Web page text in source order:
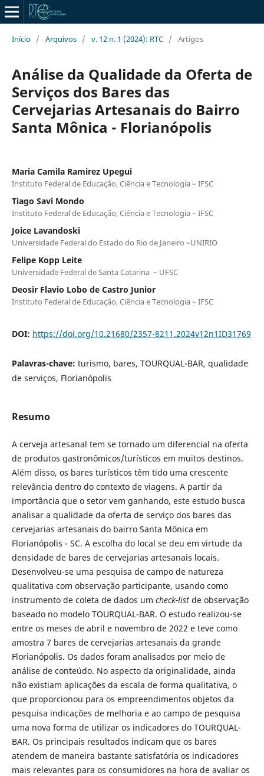
Início / Arquivos / v. 12 n. 1 (2024): RTC / Artigos
Análise da Qualidade da Oferta de
Serviços dos Bares das
Cervejarias Artesanais do Bairro
Santa Mônica - Florianópolis
Maria Camila Ramirez Upegui
Instituto Federal de Educação, Ciência e Tecnologia – IFSC
Tiago Savi Mondo
Instituto Federal de Educação, Ciência e Tecnologia – IFSC
Joice Lavandoski
Universidade Federal do Estado do Rio de Janeiro –UNIRIO
Felipe Kopp Leite
Universidade Federal de Santa Catarina – UFSC
Deosir Flavio Lobo de Castro Junior
Instituto Federal de Educação, Ciência e Tecnologia – IFSC
DOI: https://doi.org/10.21680/2357-8211.2024v12n1ID31769
Palavras-chave: turismo, bares, TOURQUAL-BAR, qualidade
de serviços, Florianópolis
Resumo
A cerveja artesanal tem se tornado um diferencial na oferta
de produtos gastronômicos/turísticos em muitos destinos.
Além disso, os bares turísticos têm tido uma crescente
relevância dentro do contexto de viagens. A partir da
importância que o setor vem ganhando, este estudo busca
analisar a qualidade da oferta de serviço dos bares das
cervejarias artesanais do bairro Santa Mônica em
Florianópolis - SC. A escolha do local se deu em virtude da
densidade de bares de cervejarias artesanais locais.
Desenvolveu-se uma pesquisa de campo de natureza
qualitativa com observação participante, usando como
instrumento de coleta de dados um check-listde observação
baseado no modelo TOURQUAL-BAR. O estudo realizou-se
entre os meses de abril e novembro de 2022 e teve como
amostra 7 bares de cervejarias artesanais da grande
Florianópolis. Os dados foram analisados por meio de
análise de conteúdo. No aspecto da originalidade, ainda
não existiam aplicações da escala de forma qualitativa, o
que proporcionou para os empreendimentos objetos da
pesquisa indicações de melhoria e ao campo de pesquisa
uma nova forma de utilizar os indicadores do TOURQUAL-
BAR. Os principais resultados indicam que os bares
atendem de maneira bastante satisfatória os indicadores
mais relevantes para os consumidores na hora de avaliar os